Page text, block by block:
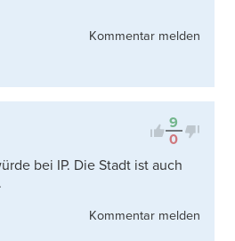
Kommentar melden
9
0
bei IP. Die Stadt ist auch
Kommentar melden